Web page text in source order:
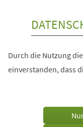
Durch die Nutzung
einverstanden, dass